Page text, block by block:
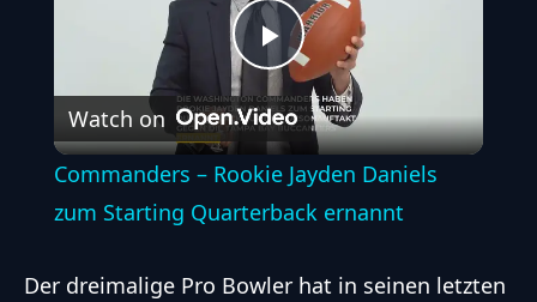
Play
Video
Watch on
Commanders – Rookie Jayden Daniels
zum Starting Quarterback ernannt
Der dreimalige Pro Bowler hat in seinen letzten